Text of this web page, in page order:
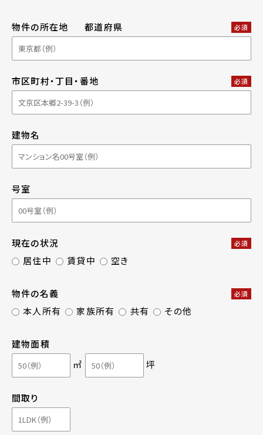
物件の所在地 都道府県 必須
市区町村・丁目・番地 必須
建物名
号室
現在の状況 必須
居住中 賃貸中 空き
物件の名義 必須
本人所有 家族所有 共有 その他
建物面積
㎡
坪
間取り